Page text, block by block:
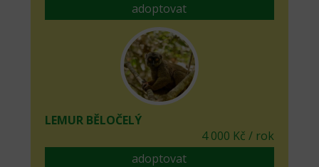
adoptovat
LEMUR BĚLOČELÝ
4 000 Kč / rok
adoptovat